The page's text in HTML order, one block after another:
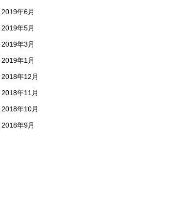
2019年6月
2019年5月
2019年3月
2019年1月
2018年12月
2018年11月
2018年10月
2018年9月